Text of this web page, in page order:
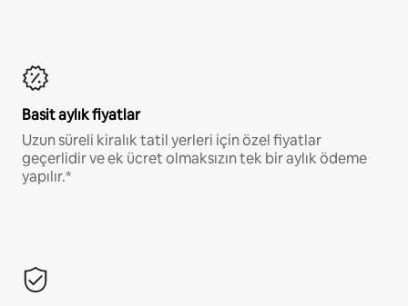
Basit aylık fiyatlar
Uzun süreli kiralık tatil yerleri için özel fiyatlar
geçerlidir ve ek ücret olmaksızın tek bir aylık ödeme
yapılır.*